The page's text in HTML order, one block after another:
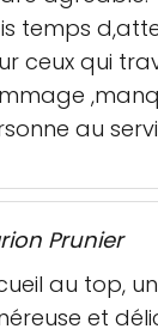
temps
ceux qui
au
Prunier
au top,
et